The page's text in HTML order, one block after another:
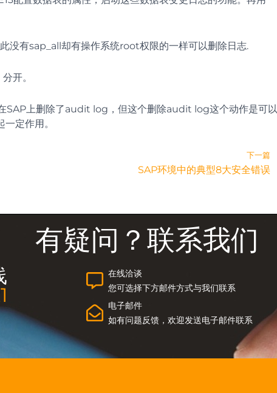
没有sap_all却有操作系统root权限的一样可以删除日志.
开。
SAP上删除了audit log，但这个删除audit log这个动作是可以
定作用。
下一篇
SAP环境中的典型8大安全错误
有疑问？联系我们
在线洽谈
您可选择下方邮件方式与我们联系
电子邮件
如有问题反馈，欢迎发送电子邮件联系